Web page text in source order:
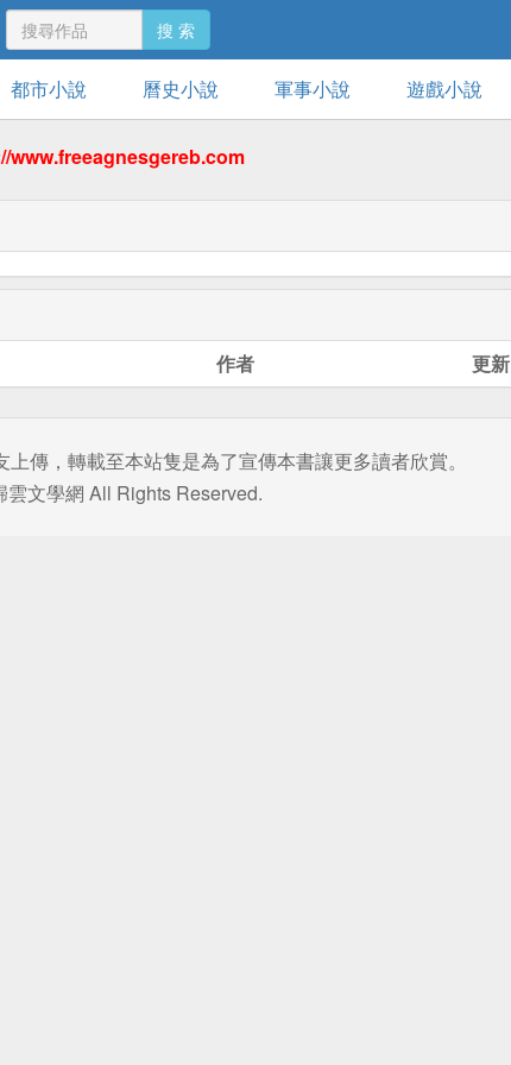
搜 索
都市小說 曆史小說 軍事小說 遊戲小說
www.freeagnesgereb.com
作者 更新
傳，轉載至本站隻是為了宣傳本書讓更多讀者欣賞。
文學網 All Rights Reserved.